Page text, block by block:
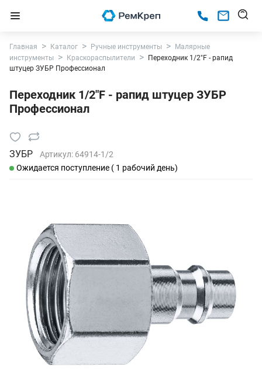
Главная Каталог Ручные инструменты
Малярные
инструменты
Краскораспылители
Переходник 1/2"F - рапид
штуцер ЗУБР Профессионал
Переходник 1/2"F - рапид штуцер ЗУБР
Профессионал
ЗУБР Артикул: 64914-1/2
Ожидается поступление ( 1 рабочий день)